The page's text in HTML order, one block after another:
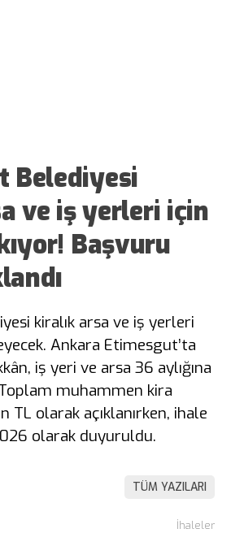
Belediyesi
ve iş yerleri için
Başvuru
kiralık arsa ve iş yerleri
Ankara Etimesgut’ta
iş yeri ve arsa 36 aylığına
muhammen kira
TL olarak açıklanırken, ihale
olarak duyuruldu.
TÜM YAZILARI
İhaleler